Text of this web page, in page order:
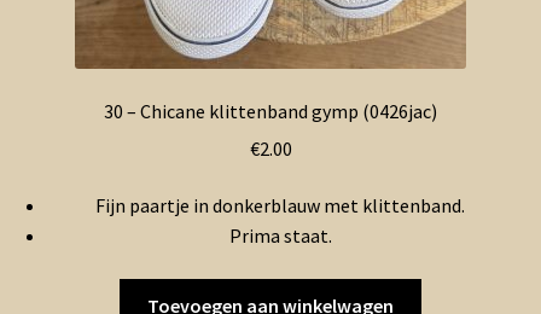
30 – Chicane klittenband gymp (0426jac)
€2.00
Fijn paartje in donkerblauw met klittenband.
Prima staat.
Toevoegen aan winkelwagen